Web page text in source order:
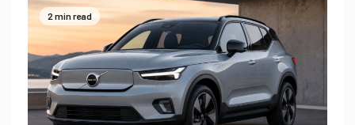
2 min read